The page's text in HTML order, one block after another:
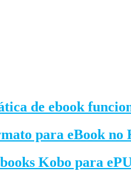
de ebook
para eBook no
Kobo para